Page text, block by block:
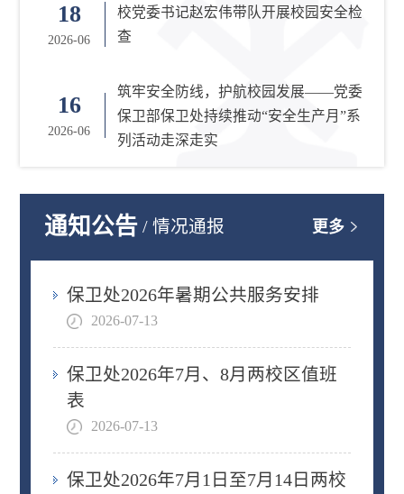
18
2026-06
校党委书记赵宏伟带队开展校园安全检
查
16
2026-06
筑牢安全防线，护航校园发展——党委
保卫部保卫处持续推动“安全生产月”系
列活动走深走实
通知公告 更多
/ 情况通报
保卫处2026年暑期公共服务安排
2026-07-13
保卫处2026年7月、8月两校区值班
表
2026-07-13
保卫处2026年7月1日至7月14日两校